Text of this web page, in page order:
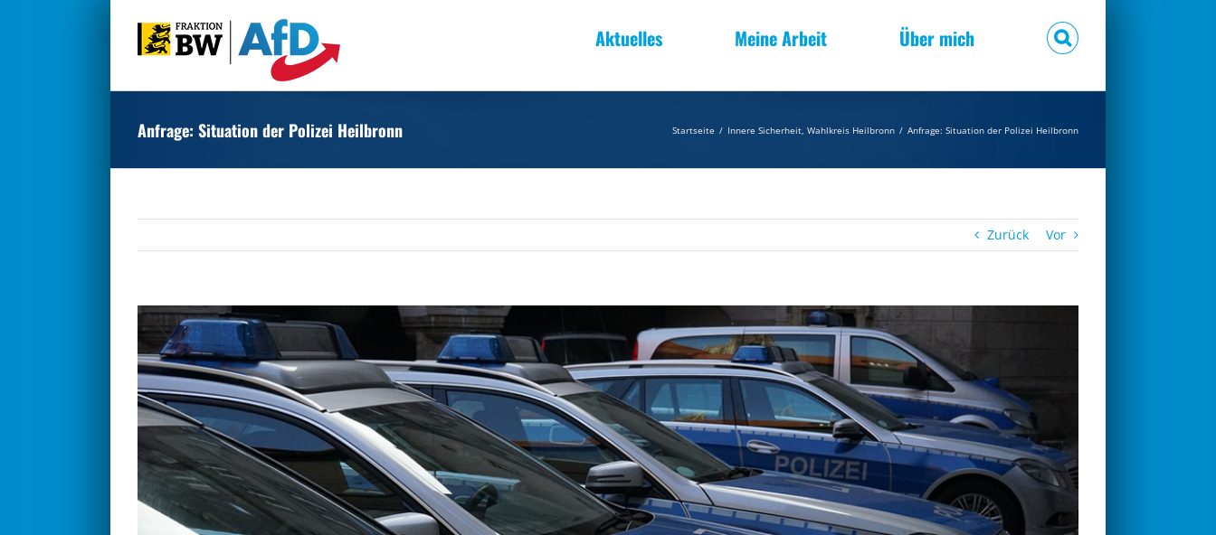
Aktuelles Meine Arbeit Über mich
Anfrage: Situation der Polizei Heilbronn Startseite / Innere Sicherheit Wahlkreis Heilbronn / Anfrage: Situation der Polizei Heilbronn
Zurück Vor
Zeige
grösseres
Bild